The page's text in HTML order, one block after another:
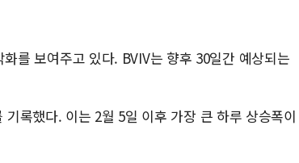
를 보여주고 있다. BVIV는 향후 30일간 예상되는
록했다. 이는 2월 5일 이후 가장 큰 하루 상승폭이